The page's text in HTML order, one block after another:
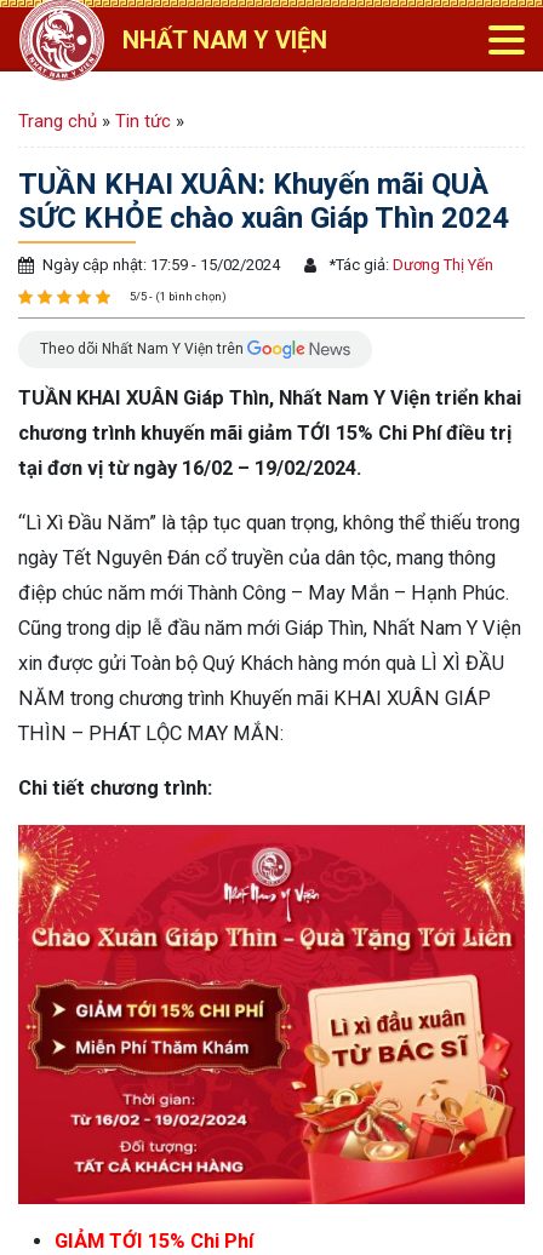
NHẤT NAM Y VIỆN
Trang chủ » Tin tức »
TUẦN KHAI XUÂN: Khuyến mãi QUÀ
SỨC KHỎE chào xuân Giáp Thìn 2024
Ngày cập nhật: 17:59 - 15/02/2024 *Tác giả: Dương Thị Yến
5/5 - (1 bình chọn)
Theo dõi Nhất Nam Y Viện trên
TUẦN KHAI XUÂN Giáp Thìn, Nhất Nam Y Viện triển khai
chương trình khuyến mãi giảm TỚI 15% Chi Phí điều trị
tại đơn vị từ ngày 16/02 – 19/02/2024.
“Lì Xì Đầu Năm” là tập tục quan trọng, không thể thiếu trong
ngày Tết Nguyên Đán cổ truyền của dân tộc, mang thông
điệp chúc năm mới Thành Công – May Mắn – Hạnh Phúc.
Cũng trong dịp lễ đầu năm mới Giáp Thìn, Nhất Nam Y Viện
xin được gửi Toàn bộ Quý Khách hàng món quà LÌ XÌ ĐẦU
NĂM trong chương trình Khuyến mãi KHAI XUÂN GIÁP
THÌN – PHÁT LỘC MAY MẮN:
Chi tiết chương trình:
GIẢM TỚI 15% Chi Phí